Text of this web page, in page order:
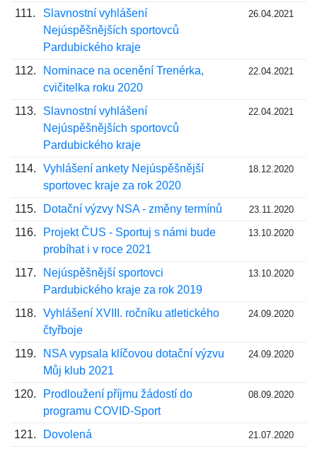
111.
Slavnostní vyhlášení
Nejúspěšnějších sportovců
Pardubického kraje
26.04.2021
112.
Nominace na ocenění Trenérka,
cvičitelka roku 2020
22.04.2021
113.
Slavnostní vyhlášení
Nejúspěšnějších sportovců
Pardubického kraje
22.04.2021
114.
Vyhlášení ankety Nejúspěšnější
sportovec kraje za rok 2020
18.12.2020
115. Dotační výzvy NSA - změny termínů 23.11.2020
116.
Projekt ČUS - Sportuj s námi bude
probíhat i v roce 2021
13.10.2020
117.
Nejúspěšnější sportovci
Pardubického kraje za rok 2019
13.10.2020
118.
Vyhlášení XVIII. ročníku atletického
čtyřboje
24.09.2020
119.
NSA vypsala klíčovou dotační výzvu
Můj klub 2021
24.09.2020
120.
Prodloužení příjmu žádostí do
programu COVID-Sport
08.09.2020
121. Dovolená 21.07.2020